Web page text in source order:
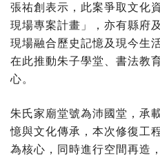
張祐創表示，此案爭取文化
現場專案計畫」，亦有縣府
現場融合歷史記憶及現今生
在此推動朱子學堂、書法教
心。
朱氏家廟堂號為沛國堂，承
憶與文化傳承，本次修復工
為核心，同時進行空間再造